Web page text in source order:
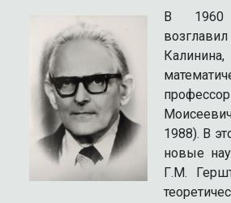
В 1960
1988). В
новые
Г.М.